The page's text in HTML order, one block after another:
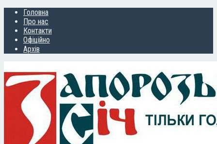
Головна
Про нас
Контакти
Офіційно
Архів